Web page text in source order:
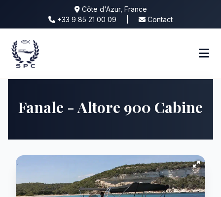
Côte d'Azur, France
+33 9 85 21 00 09
Contact
Fanale - Altore 900 Cabine